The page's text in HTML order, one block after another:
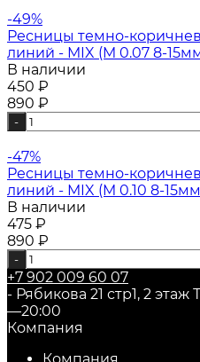
-49%
Ресницы темно-
линий - MIX (M 0.07 8-
В наличии
450 ₽
890 ₽
-
-47%
Ресницы темно-
линий - MIX (M 0.10 8-
В наличии
475 ₽
890 ₽
-
+7 902 009 60 07
- Рябикова 21 стр1, 2
—20:00
Компания